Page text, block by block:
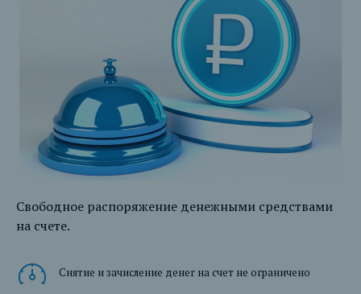
Свободное распоряжение денежными средствами
на счете.
Снятие и зачисление денег на счет не ограничено